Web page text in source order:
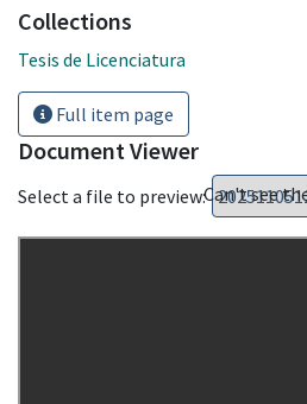
Collections
Tesis de Licenciatura
Full item page
Document Viewer
Select a file to preview:Can't see